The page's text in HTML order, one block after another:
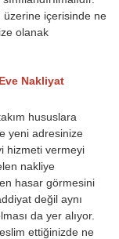
içerisinde ne
olanak
Nakliyat
hususlara
yeni adresinize
hizmeti vermeyi
nakliye
hasar görmesini
değil aynı
da yer alıyor.
ettiğinizde ne